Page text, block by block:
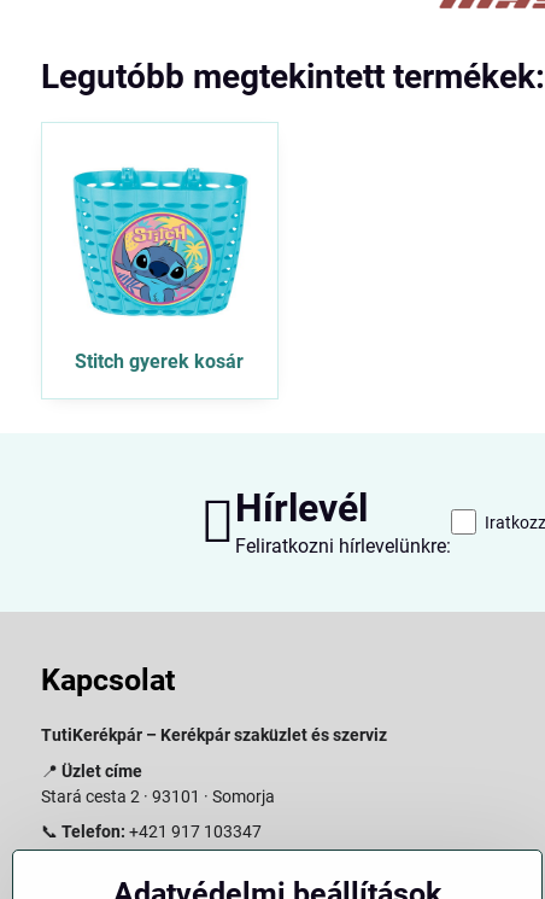
Legutóbb megtekintett termékek:
Stitch gyerek kosár
Hírlevél
Feliratkozni hírlevelünkre:
Kapcsolat
TutiKerékpár – Kerékpár szaküzlet és szerviz
📍 Üzlet címe
Stará cesta 2 · 93101 · Somorja
📞 Telefon: +421 917 103347